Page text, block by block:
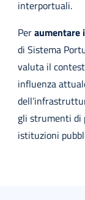
interportuali.
Peraumentare
di Sistema
valuta il
influenza
gli strumenti di
istituzioni